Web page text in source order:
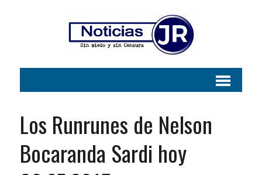
Los Runrunes de Nelson
Bocaranda Sardi hoy